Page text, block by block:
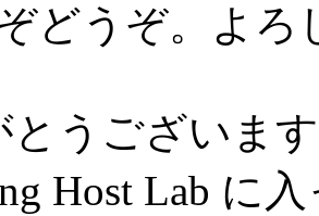
どうぞ。よろ
とうございま
Host Lab に